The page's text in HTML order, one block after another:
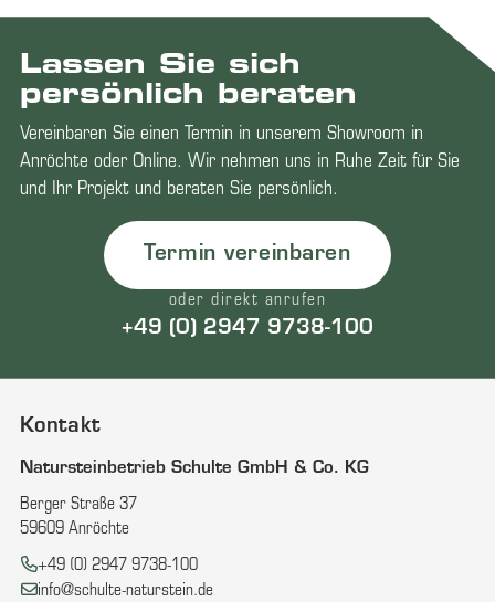
Lassen Sie sich
persönlich beraten
Vereinbaren Sie einen Termin in unserem Showroom in
Anröchte oder Online. Wir nehmen uns in Ruhe Zeit für Sie
und Ihr Projekt und beraten Sie persönlich.
Termin vereinbaren
oder direkt anrufen
+49 (0) 2947 9738-100
Kontakt
Natursteinbetrieb Schulte GmbH & Co. KG
Berger Straße 37
59609 Anröchte
Telefon:
+49 (0) 2947 9738-100
E-Mail:
info@schulte-naturstein.de